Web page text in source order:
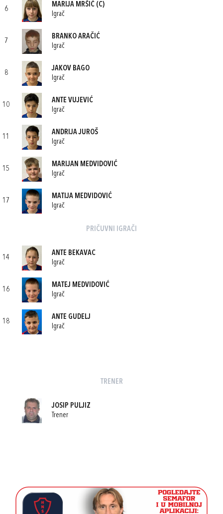
6
MARIJA MRŠIĆ (C)
Igrač
7
BRANKO ARAČIĆ
Igrač
8
JAKOV BAGO
Igrač
10
ANTE VUJEVIĆ
Igrač
11
ANDRIJA JUROŠ
Igrač
15
MARIJAN MEDVIDOVIĆ
Igrač
17
MATIJA MEDVIDOVIĆ
Igrač
PRIČUVNI IGRAČI
14
ANTE BEKAVAC
Igrač
16
MATEJ MEDVIDOVIĆ
Igrač
18
ANTE GUDELJ
Igrač
TRENER
JOSIP PULJIZ
Trener